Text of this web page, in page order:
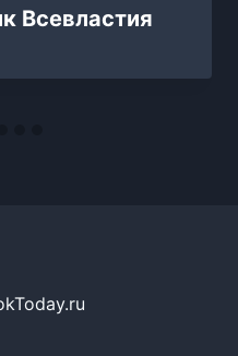
Всевластия